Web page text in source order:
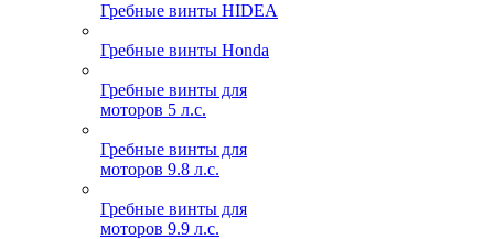
Гребные винты HIDEA
Гребные винты Honda
Гребные винты для
моторов 5 л.с.
Гребные винты для
моторов 9.8 л.с.
Гребные винты для
моторов 9.9 л.с.